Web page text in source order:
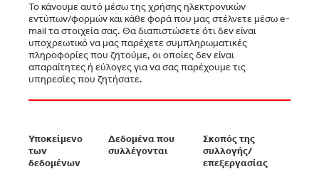
Το κάνουμε αυτό μέσω της χρήσης ηλεκτρονικών
εντύπων/φορμών και κάθε φορά που μας στέλνετε μέσω e-
mail τα στοιχεία σας. Θα διαπιστώσετε ότι δεν είναι
υποχρεωτικό να μας παρέχετε συμπληρωματικές
πληροφορίες που ζητούμε, οι οποίες δεν είναι
απαραίτητες ή εύλογες για να σας παρέχουμε τις
υπηρεσίες που ζητήσατε.
Υποκείμενο
των
δεδομένων
Δεδομένα που
συλλέγονται
Σκοπός της
συλλογής/
επεξεργασίας